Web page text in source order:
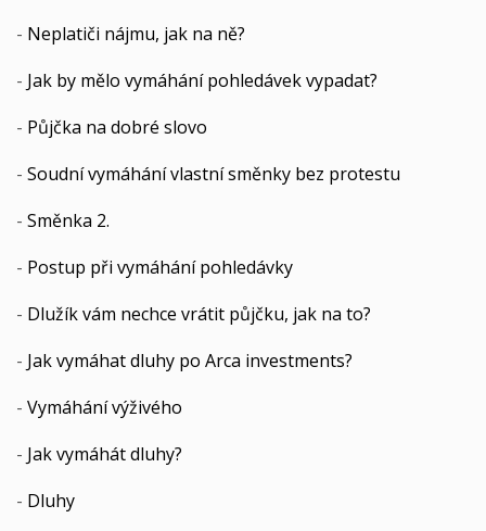
- Neplatiči nájmu, jak na ně?
- Jak by mělo vymáhání pohledávek vypadat?
- Půjčka na dobré slovo
- Soudní vymáhání vlastní směnky bez protestu
- Směnka 2.
- Postup při vymáhání pohledávky
- Dlužík vám nechce vrátit půjčku, jak na to?
- Jak vymáhat dluhy po Arca investments?
- Vymáhání výživého
- Jak vymáhát dluhy?
- Dluhy